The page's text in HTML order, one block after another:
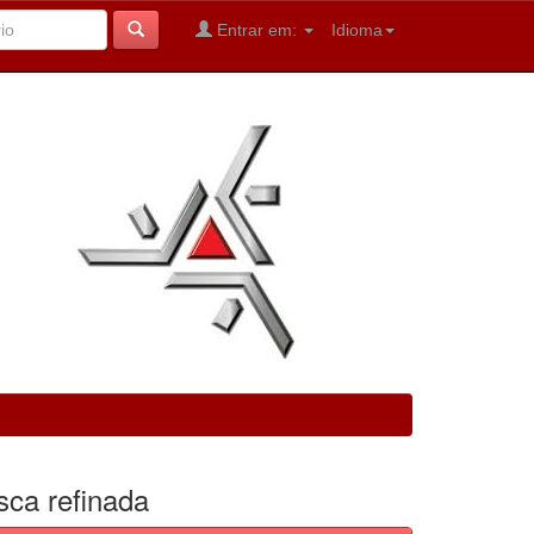
Idioma
Entrar em:
refinada